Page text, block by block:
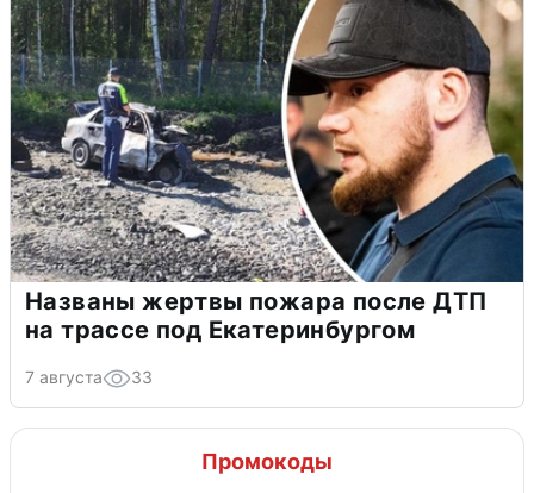
Названы жертвы пожара после ДТП
на трассе под Екатеринбургом
7 августа 33
Промокоды